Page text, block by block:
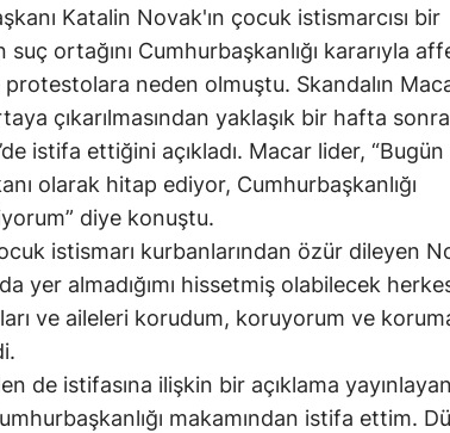
Katalin Novak'ın çocuk istismarcısı bir
ortağını Cumhurbaşkanlığı kararıyla
protestolara neden olmuştu. Skandalın
çıkarılmasından yaklaşık bir hafta
istifa ettiğini açıkladı. Macar lider,
olarak hitap ediyor, Cumhurbaşkanlığı
diye konuştu.
istismarı kurbanlarından özür dileyen
yer almadığımı hissetmiş olabilecek
ve aileleri korudum, koruyorum ve
de istifasına ilişkin bir açıklama
makamından istifa ettim.